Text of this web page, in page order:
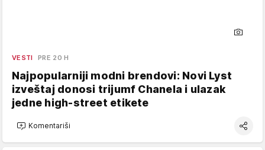
VESTI PRE 20 H
Najpopularniji modni brendovi: Novi Lyst
izveštaj donosi trijumf Chanela i ulazak
jedne high-street etikete
Komentariši